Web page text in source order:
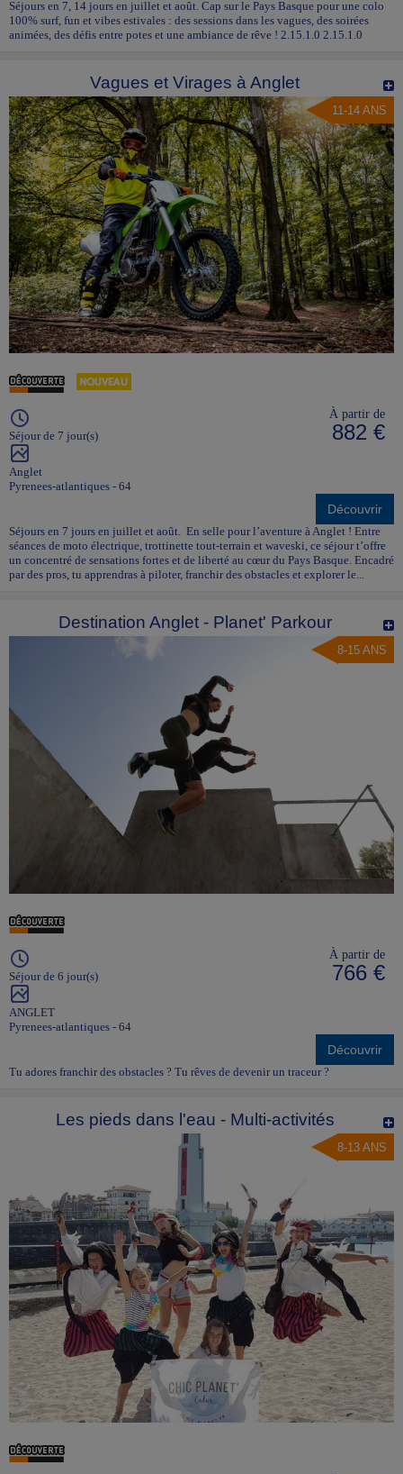
Séjours en 7, 14 jours en juillet et août. Cap sur le Pays Basque pour une colo
100% surf, fun et vibes estivales : des sessions dans les vagues, des soirées
animées, des défis entre potes et une ambiance de rêve ! 2.15.1.0 2.15.1.0
Vagues et Virages à Anglet
11-14 ANS
Séjour de 7 jour(s)
Anglet
Pyrenees-atlantiques - 64
À partir de
882 €
Découvrir
Séjours en 7 jours en juillet et août. En selle pour l’aventure à Anglet ! Entre
séances de moto électrique, trottinette tout-terrain et waveski, ce séjour t’offre
un concentré de sensations fortes et de liberté au cœur du Pays Basque. Encadré
par des pros, tu apprendras à piloter, franchir des obstacles et explorer le...
Destination Anglet - Planet' Parkour
8-15 ANS
Séjour de 6 jour(s)
ANGLET
Pyrenees-atlantiques - 64
À partir de
766 €
Découvrir
Tu adores franchir des obstacles ? Tu rêves de devenir un traceur ?
Les pieds dans l'eau - Multi-activités
8-13 ANS